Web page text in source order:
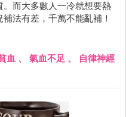
而大多數人一冷就想要熱
法有差，千萬不能亂補！
血 、 氣血不足 、
自律神經